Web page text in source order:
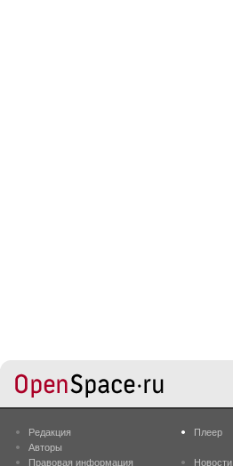
Редакция
Авторы
Правовая информация
Плеер
Новости